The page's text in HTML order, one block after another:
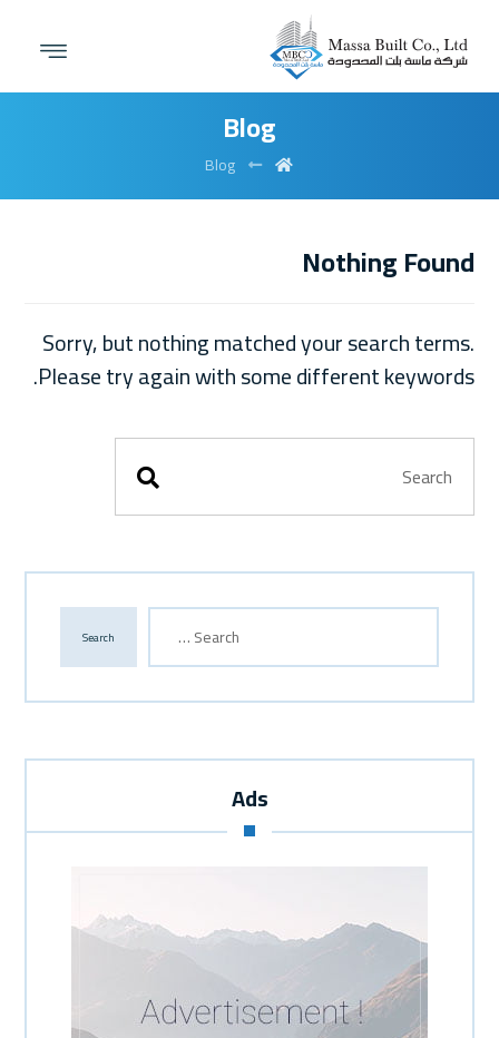
Blog
Blog
Nothing Found
Sorry, but nothing matched your search terms.
Please try again with some different keywords.
Search
Ads